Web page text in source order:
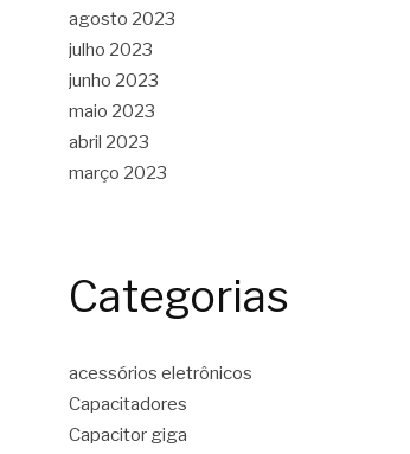
agosto 2023
julho 2023
junho 2023
maio 2023
abril 2023
março 2023
Categorias
acessórios eletrônicos
Capacitadores
Capacitor giga